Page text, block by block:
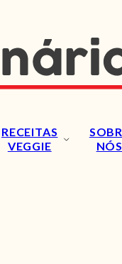
RECEITAS
VEGGIE
NÓS